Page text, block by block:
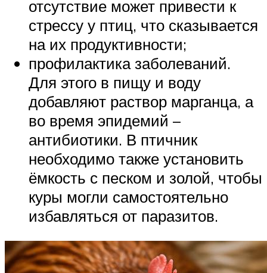
отсутствие может привести к
стрессу у птиц, что сказывается
на их продуктивности;
профилактика заболеваний.
Для этого в пищу и воду
добавляют раствор марганца, а
во время эпидемий –
антибиотики. В птичник
необходимо также установить
ёмкость с песком и золой, чтобы
куры могли самостоятельно
избавляться от паразитов.